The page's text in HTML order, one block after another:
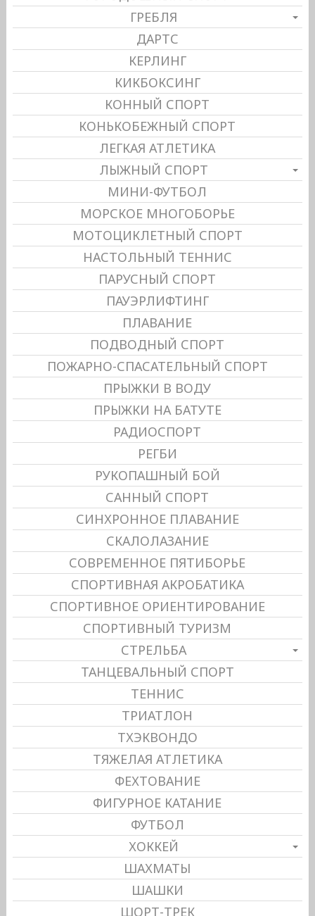
ГРЕБЛЯ
ДАРТС
КЕРЛИНГ
КИКБОКСИНГ
КОННЫЙ СПОРТ
КОНЬКОБЕЖНЫЙ СПОРТ
ЛЕГКАЯ АТЛЕТИКА
ЛЫЖНЫЙ СПОРТ
МИНИ-ФУТБОЛ
МОРСКОЕ МНОГОБОРЬЕ
МОТОЦИКЛЕТНЫЙ СПОРТ
НАСТОЛЬНЫЙ ТЕННИС
ПАРУСНЫЙ СПОРТ
ПАУЭРЛИФТИНГ
ПЛАВАНИЕ
ПОДВОДНЫЙ СПОРТ
ПОЖАРНО-СПАСАТЕЛЬНЫЙ СПОРТ
ПРЫЖКИ В ВОДУ
ПРЫЖКИ НА БАТУТЕ
РАДИОСПОРТ
РЕГБИ
РУКОПАШНЫЙ БОЙ
САННЫЙ СПОРТ
СИНХРОННОЕ ПЛАВАНИЕ
СКАЛОЛАЗАНИЕ
СОВРЕМЕННОЕ ПЯТИБОРЬЕ
СПОРТИВНАЯ АКРОБАТИКА
СПОРТИВНОЕ ОРИЕНТИРОВАНИЕ
СПОРТИВНЫЙ ТУРИЗМ
СТРЕЛЬБА
ТАНЦЕВАЛЬНЫЙ СПОРТ
ТЕННИС
ТРИАТЛОН
ТХЭКВОНДО
ТЯЖЕЛАЯ АТЛЕТИКА
ФЕХТОВАНИЕ
ФИГУРНОЕ КАТАНИЕ
ФУТБОЛ
ХОККЕЙ
ШАХМАТЫ
ШАШКИ
ШОРТ-ТРЕК